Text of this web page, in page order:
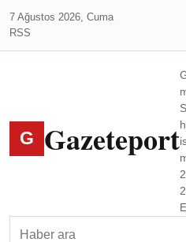
7 Ağustos 2026, Cuma
RSS
G Gazeteport